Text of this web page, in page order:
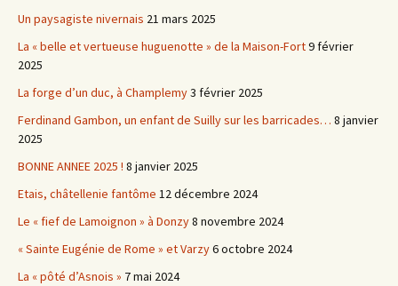
Un paysagiste nivernais 21 mars 2025
La « belle et vertueuse huguenotte » de la Maison-Fort9 février
2025
La forge d’un duc, à Champlemy3 février 2025
Ferdinand Gambon, un enfant de Suilly sur les barricades… 8 janvier
2025
BONNE ANNEE 2025 ! 8 janvier 2025
Etais, châtellenie fantôme 12 décembre 2024
Le « fief de Lamoignon » à Donzy8 novembre 2024
« Sainte Eugénie de Rome » et Varzy6 octobre 2024
La « pôté d’Asnois » 7 mai 2024